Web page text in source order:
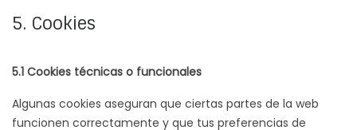
5. Cookies
5.1 Cookies técnicas o funcionales
Algunas cookies aseguran que ciertas partes de la web
funcionen correctamente y que tus preferencias de